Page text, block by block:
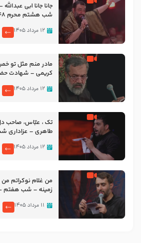
جانا جانا ابی
۱۲ مرداد ۱۴۰۵
مادر منم مثل تو
کریمی – شهادت
۱۲ مرداد ۱۴۰۵
تک ، عبّاس، صاحب
طاهری – عزاداری شب
۱۲ مرداد ۱۴۰۵
من غلام نوکراتم
۱۱ مرداد ۱۴۰۵